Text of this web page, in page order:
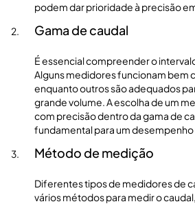
podem dar prioridade à precisão
Gama de caudal
É essencial compreender o
Alguns medidores funcionam bem
enquanto outros são adequados
grande volume. A escolha de um
com precisão dentro da gama de
fundamental para um desempenho
Método de medição
Diferentes tipos de medidores de
vários métodos para medir o